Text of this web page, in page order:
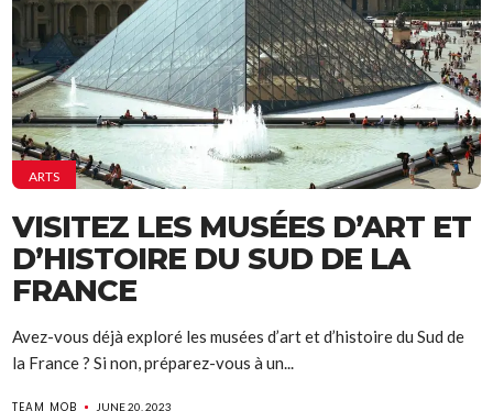
ARTS
VISITEZ LES MUSÉES D’ART ET
D’HISTOIRE DU SUD DE LA
FRANCE
Avez-vous déjà exploré les musées d’art et d’histoire du Sud de
la France ? Si non, préparez-vous à un...
TEAM MOB JUNE 20, 2023